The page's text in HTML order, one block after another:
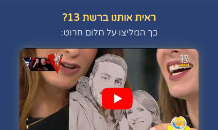
ראית אותנו ברשת 13?
כך המליצו על חלום חרוט: